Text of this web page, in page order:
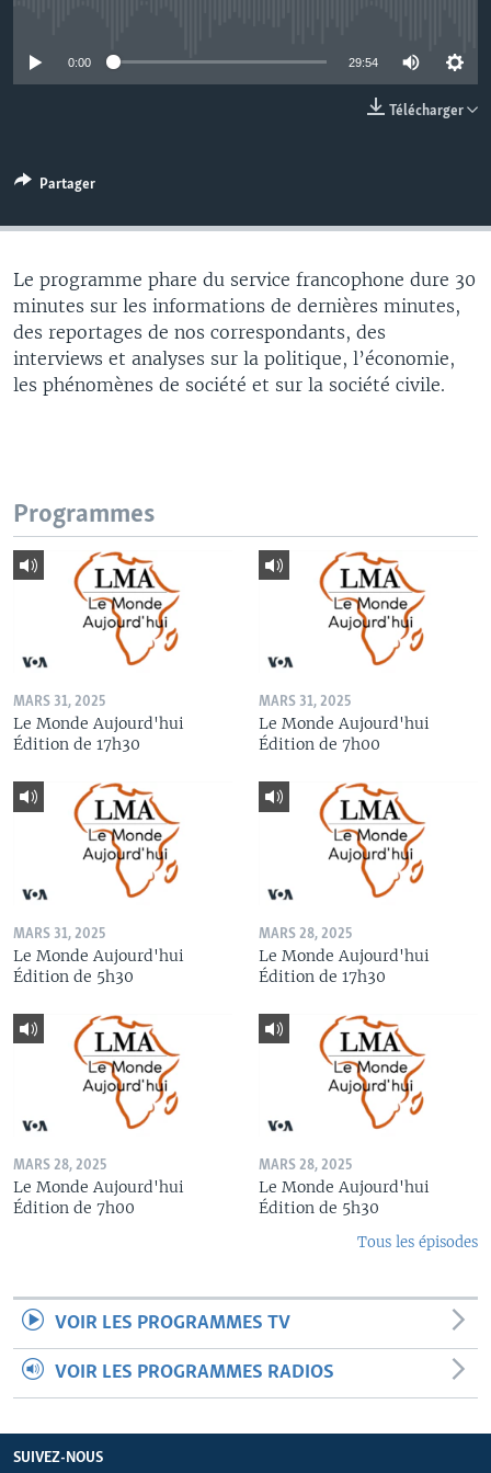
0:00 29:54
Télécharger
Partager
Le programme phare du service francophone dure 30
minutes sur les informations de dernières minutes,
des reportages de nos correspondants, des
interviews et analyses sur la politique, l’économie,
les phénomènes de société et sur la société civile.
Programmes
MARS 31, 2025
Le Monde Aujourd'hui
Édition de 17h30
MARS 31, 2025
Le Monde Aujourd'hui
Édition de 7h00
MARS 31, 2025
Le Monde Aujourd'hui
Édition de 5h30
MARS 28, 2025
Le Monde Aujourd'hui
Édition de 17h30
MARS 28, 2025
Le Monde Aujourd'hui
Édition de 7h00
MARS 28, 2025
Le Monde Aujourd'hui
Édition de 5h30
Tous les épisodes
VOIR LES PROGRAMMES TV
VOIR LES PROGRAMMES RADIOS
SUIVEZ-NOUS